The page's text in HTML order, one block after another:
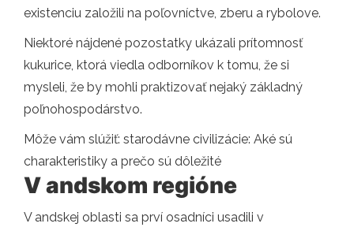
existenciu založili na poľovníctve, zberu a rybolove.
Niektoré nájdené pozostatky ukázali prítomnosť
kukurice, ktorá viedla odborníkov k tomu, že si
mysleli, že by mohli praktizovať nejaký základný
poľnohospodárstvo.
Môže vám slúžiť: starodávne civilizácie: Aké sú
charakteristiky a prečo sú dôležité
V andskom regióne
V andskej oblasti sa prví osadníci usadili v